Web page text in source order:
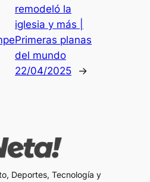
remodeló la
iglesia y más |
Primeras planas
del mundo
22/04/2025
→
Deportes, Tecnología y